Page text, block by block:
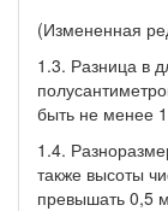
(Измененная
1.3. Разница в
быть не менее
1.4.
также высоты
превышать 0,5